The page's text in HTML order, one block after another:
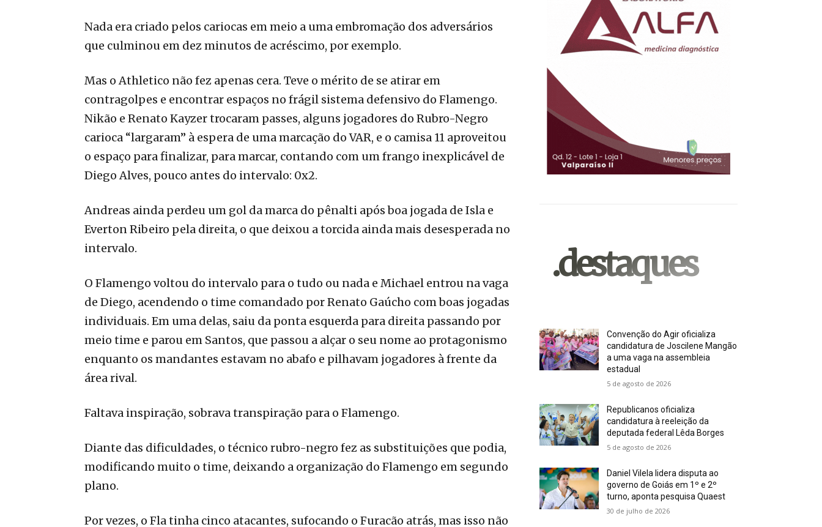
Nada era criado pelos cariocas em meio a uma embromação dos adversários
que culminou em dez minutos de acréscimo, por exemplo.
Mas o Athletico não fez apenas cera. Teve o mérito de se atirar em
contragolpes e encontrar espaços no frágil sistema defensivo do Flamengo.
Nikão e Renato Kayzer trocaram passes, alguns jogadores do Rubro-Negro
carioca “largaram” à espera de uma marcação do VAR, e o camisa 11 aproveitou
o espaço para finalizar, para marcar, contando com um frango inexplicável de
Diego Alves, pouco antes do intervalo: 0x2.
Andreas ainda perdeu um gol da marca do pênalti após boa jogada de Isla e
Everton Ribeiro pela direita, o que deixou a torcida ainda mais desesperada no
intervalo.
O Flamengo voltou do intervalo para o tudo ou nada e Michael entrou na vaga
de Diego, acendendo o time comandado por Renato Gaúcho com boas jogadas
individuais. Em uma delas, saiu da ponta esquerda para direita passando por
meio time e parou em Santos, que passou a alçar o seu nome ao protagonismo
enquanto os mandantes estavam no abafo e pilhavam jogadores à frente da
área rival.
Faltava inspiração, sobrava transpiração para o Flamengo.
Diante das dificuldades, o técnico rubro-negro fez as substituições que podia,
modificando muito o time, deixando a organização do Flamengo em segundo
plano.
Por vezes, o Fla tinha cinco atacantes, sufocando o Furacão atrás, mas isso não
.destaques
Convenção do Agir oficializa
candidatura de Joscilene Mangão
a uma vaga na assembleia
estadual
5 de agosto de 2026
Republicanos oficializa
candidatura à reeleição da
deputada federal Lêda Borges
5 de agosto de 2026
Daniel Vilela lidera disputa ao
governo de Goiás em 1º e 2º
turno, aponta pesquisa Quaest
30 de julho de 2026